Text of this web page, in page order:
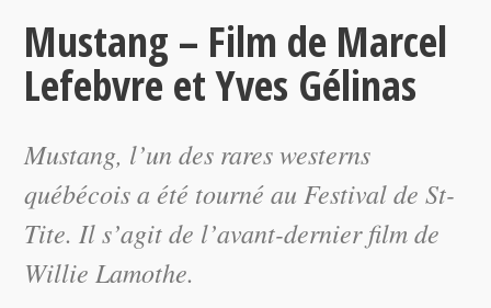
Mustang – Film de Marcel
Lefebvre et Yves Gélinas
Mustang, l’un des rares westerns
québécois a été tourné au Festival de St-
Tite. Il s’agit de l’avant-dernier film de
Willie Lamothe.